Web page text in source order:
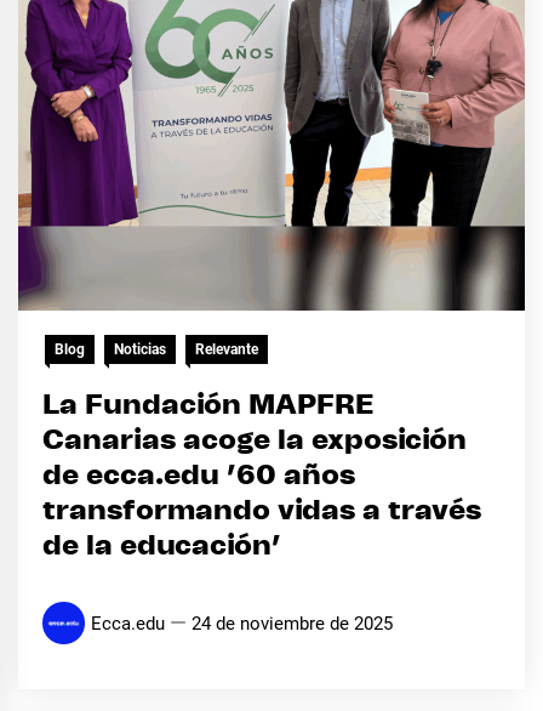
Blog Noticias Relevante
La Fundación MAPFRE
Canarias acoge la exposición
de ecca.edu ’60 años
transformando vidas a través
de la educación’
Ecca.edu 24 de noviembre de 2025